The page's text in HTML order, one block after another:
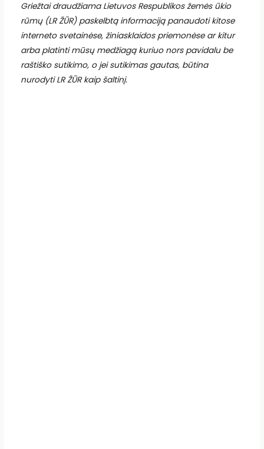
Griežtai draudžiama Lietuvos Respublikos žemės ūkio
rūmų (LR ŽŪR) paskelbtą informaciją panaudoti kitose
interneto svetainėse, žiniasklaidos priemonėse ar kitur
arba platinti mūsų medžiagą kuriuo nors pavidalu be
raštiško sutikimo, o jei sutikimas gautas, būtina
nurodyti LR ŽŪR kaip šaltinį.